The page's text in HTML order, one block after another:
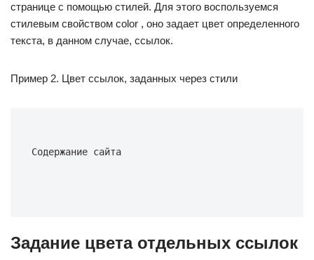
странице с помощью стилей. Для этого воспользуемся
стилевым свойством color , оно задает цвет определенного
текста, в данном случае, ссылок.
Пример 2. Цвет ссылок, заданных через стили
Содержание сайта
Задание цвета отдельных ссылок